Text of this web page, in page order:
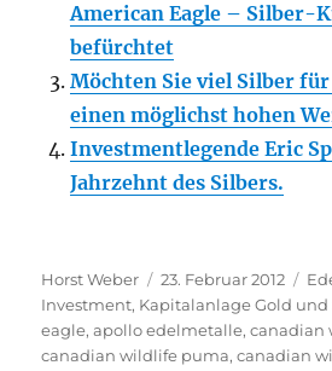
American Eagle – Silber-
befürchtet
Möchten Sie viel Silber
einen möglichst hohen
Investmentlegende Eric
Jahrzehnt des Silbers.
Autor
Horst Weber
Veröffentlicht
am
23. Februar 2012
Investment, Kapitalanlage Gold und
eagle,apollo edelmetalle,canadian
canadian wildlife puma,canadian